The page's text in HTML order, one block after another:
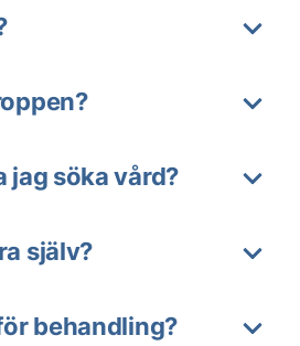
jag söka vård?
själv?
behandling?